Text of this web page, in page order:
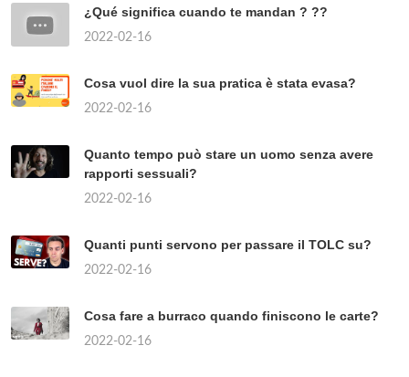
¿Qué significa cuando te mandan ? ??
2022-02-16
Cosa vuol dire la sua pratica è stata evasa?
2022-02-16
Quanto tempo può stare un uomo senza avere
rapporti sessuali?
2022-02-16
Quanti punti servono per passare il TOLC su?
2022-02-16
Cosa fare a burraco quando finiscono le carte?
2022-02-16